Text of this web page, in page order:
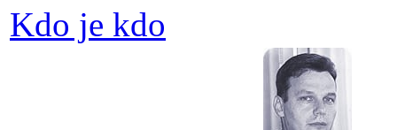
Kdo je kdo